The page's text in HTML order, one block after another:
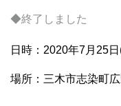
◆終了しました
日時：2020年7月25
場所：三木市志染町